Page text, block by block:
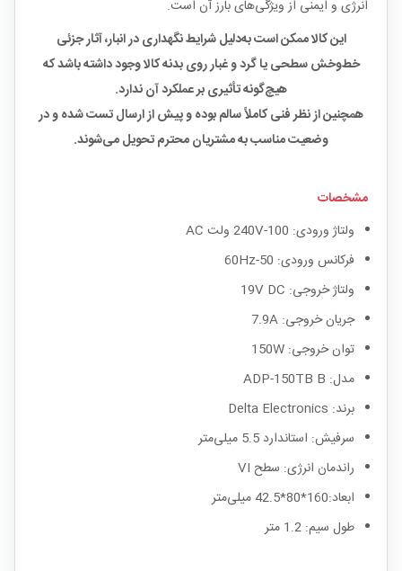
انرژی و ایمنی از ویژگی‌های بارز آن است.
این کالا ممکن است به‌دلیل شرایط نگهداری در انبار، آثار جزئی
خط‌و‌خش سطحی یا گرد و غبار روی بدنه کالا وجود داشته باشد که
هیچ‌گونه تأثیری بر عملکرد آن ندارد.
همچنین از نظر فنی کاملاً سالم بوده و پیش از ارسال تست شده و در
وضعیت مناسب به مشتریان محترم تحویل می‌شوند.
مشخصات
ولتاژ ورودی: 100-240V ولت AC
فرکانس ورودی: 50-60Hz
ولتاژ خروجی: 19V DC
جریان خروجی: 7.9A
توان خروجی: 150W
مدل: ADP-150TB B
برند: Delta Electronics
سرفیش: استاندارد 5.5 میلی‌متر
راندمان انرژی: سطح VI
ابعاد:160*80*42.5 میلی‌متر
طول سیم: 1.2 متر